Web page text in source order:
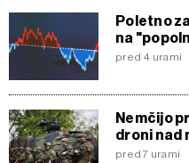
Poletno
na
pred 4 urami
Nemčijo
droni nad
pred 7 urami